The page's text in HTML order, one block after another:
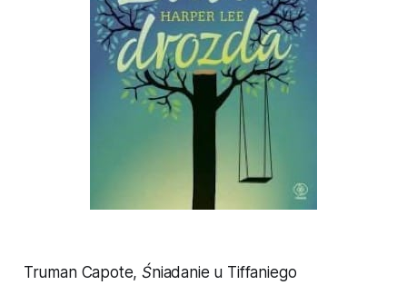
Truman Capote,Śniadanie u Tiffaniego